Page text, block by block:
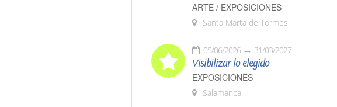
ARTE / EXPOSICIONES
Santa Marta de Tormes
05/06/2026 31/03/2027
Visibilizar lo elegido
EXPOSICIONES
Salamanca